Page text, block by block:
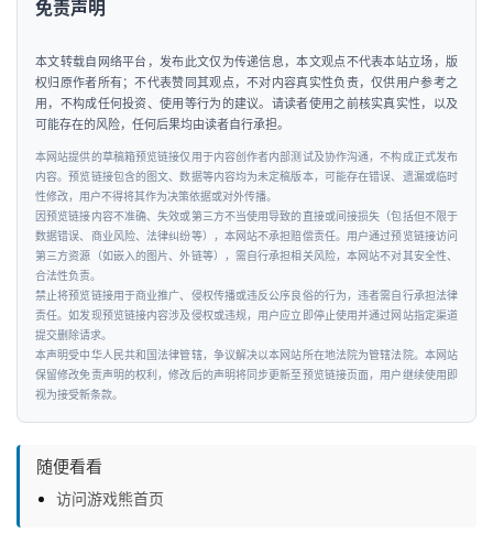
免责声明
本文转载自网络平台，发布此文仅为传递信息，本文观点不代表本站立场，版
权归原作者所有；不代表赞同其观点，不对内容真实性负责，仅供用户参考之
用，不构成任何投资、使用等行为的建议。请读者使用之前核实真实性，以及
可能存在的风险，任何后果均由读者自行承担。
本网站提供的草稿箱预览链接仅用于内容创作者内部测试及协作沟通，不构成正式发布
内容。预览链接包含的图文、数据等内容均为未定稿版本，可能存在错误、遗漏或临时
性修改，用户不得将其作为决策依据或对外传播。
因预览链接内容不准确、失效或第三方不当使用导致的直接或间接损失（包括但不限于
数据错误、商业风险、法律纠纷等），本网站不承担赔偿责任。用户通过预览链接访问
第三方资源（如嵌入的图片、外链等），需自行承担相关风险，本网站不对其安全性、
合法性负责。
禁止将预览链接用于商业推广、侵权传播或违反公序良俗的行为，违者需自行承担法律
责任。如发现预览链接内容涉及侵权或违规，用户应立即停止使用并通过网站指定渠道
提交删除请求。
本声明受中华人民共和国法律管辖，争议解决以本网站所在地法院为管辖法院。本网站
保留修改免责声明的权利，修改后的声明将同步更新至预览链接页面，用户继续使用即
视为接受新条款。
随便看看
访问游戏熊首页